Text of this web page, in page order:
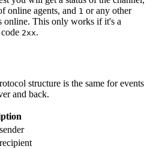
online agents, and 1 or any other
online. This only works if it's a
2xx.
structure is the same for events
and back.